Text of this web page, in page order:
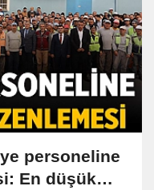
personeline
En düşük